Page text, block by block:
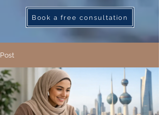
Book a free consultation
Post